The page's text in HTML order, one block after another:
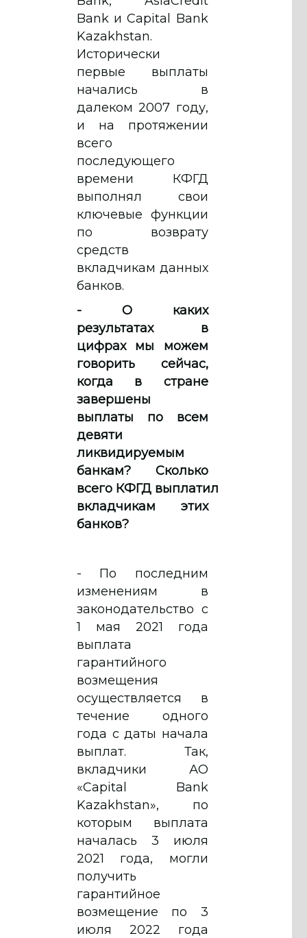
Bank и Capital Bank
Kazakhstan.
Исторически
первые выплаты
начались в
далеком 2007 году,
и на протяжении
всего
последующего
времени КФГД
выполнял свои
ключевые функции
по возврату
средств
вкладчикам данных
банков.
- О каких
результатах в
цифрах мы можем
говорить сейчас,
когда в стране
завершены
выплаты по всем
девяти
ликвидируемым
банкам? Сколько
всего КФГД выплатил
вкладчикам этих
банков?
- По последним
изменениям в
законодательство с
1 мая 2021 года
выплата
гарантийного
возмещения
осуществляется в
течение одного
года с даты начала
выплат. Так,
вкладчики АО
«Capital Bank
Kazakhstan», по
которым выплата
началась 3 июля
2021 года, могли
получить
гарантийное
возмещение по 3
июля 2022 года